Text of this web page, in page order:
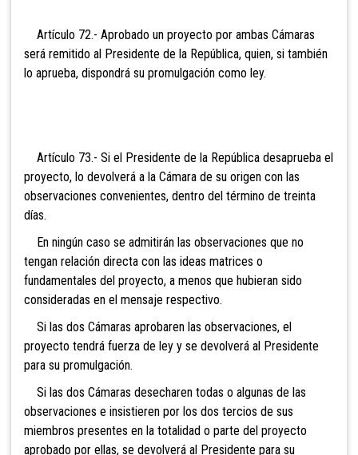
Artículo 72.- Aprobado un proyecto por ambas Cámaras
será remitido al Presidente de la República, quien, si también
lo aprueba, dispondrá su promulgación como ley.
Artículo 73.- Si el Presidente de la República desaprueba el
proyecto, lo devolverá a la Cámara de su origen con las
observaciones convenientes, dentro del término de treinta
días.
En ningún caso se admitirán las observaciones que no
tengan relación directa con las ideas matrices o
fundamentales del proyecto, a menos que hubieran sido
consideradas en el mensaje respectivo.
Si las dos Cámaras aprobaren las observaciones, el
proyecto tendrá fuerza de ley y se devolverá al Presidente
para su promulgación.
Si las dos Cámaras desecharen todas o algunas de las
observaciones e insistieren por los dos tercios de sus
miembros presentes en la totalidad o parte del proyecto
aprobado por ellas, se devolverá al Presidente para su